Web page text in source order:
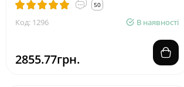
50
Код: 1296 В наявності
2855.77грн.